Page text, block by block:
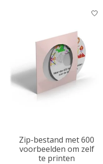
Zip-bestand met 600
voorbeelden om zelf
te printen